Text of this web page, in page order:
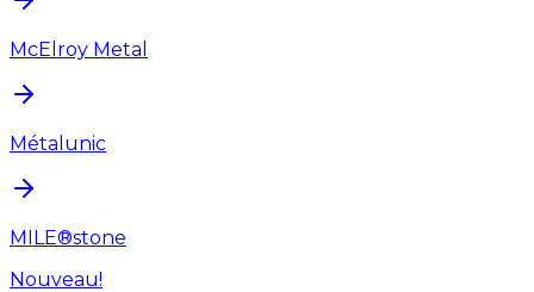
McElroy Metal
Métalunic
MILE®stone
Nouveau!